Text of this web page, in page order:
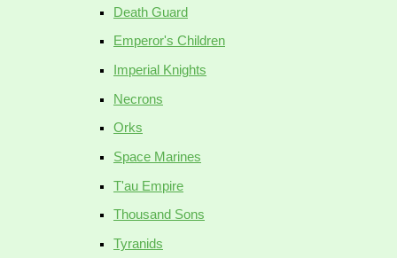
Death Guard
Emperor's Children
Imperial Knights
Necrons
Orks
Space Marines
T'au Empire
Thousand Sons
Tyranids